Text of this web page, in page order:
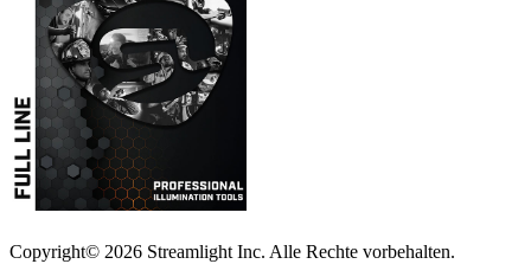
Copyright© 2026 Streamlight Inc. Alle Rechte vorbehalten.